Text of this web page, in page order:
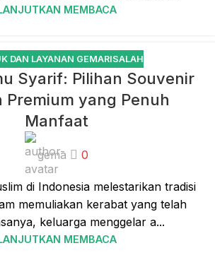
MEMBACA
DAN LAYANAN GEMARISALAH
Syarif: Pilihan Souvenir
Premium yang Penuh
Manfaat
gema 0
di Indonesia melestarikan tradisi
memuliakan kerabat yang telah
keluarga menggelar a...
MEMBACA